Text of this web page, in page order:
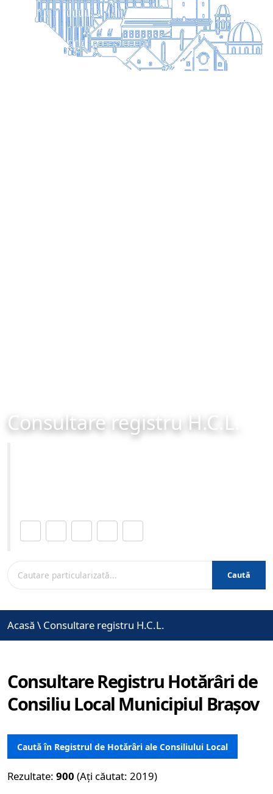
Consultare registru H.C.L.
Caută
Acasă \ Consultare registru H.C.L.
Consultare Registru Hotărâri de
Consiliu Local Municipiul Brașov
Caută în Registrul de Hotărâri ale Consiliului Local
Rezultate: 900 (Ați căutat: 2019)